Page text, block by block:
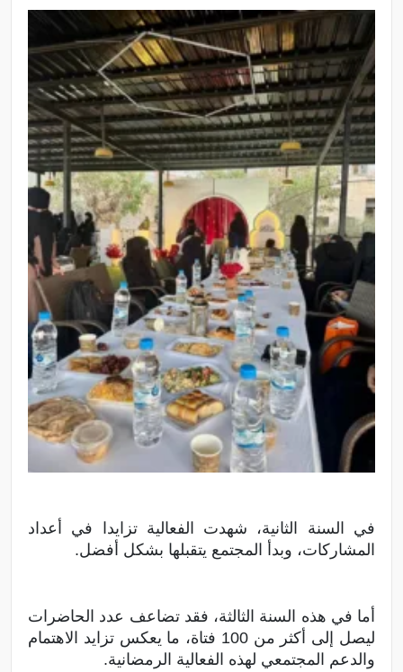
في السنة الثانية، شهدت الفعالية تزايدا في أعداد
المشاركات، وبدأ المجتمع يتقبلها بشكل أفضل.
أما في هذه السنة الثالثة، فقد تضاعف عدد الحاضرات
ليصل إلى أكثر من 100 فتاة، ما يعكس تزايد الاهتمام
والدعم المجتمعي لهذه الفعالية الرمضانية.